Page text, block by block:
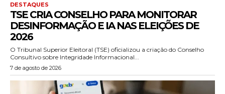
DESTAQUES
TSE CRIA CONSELHO PARA MONITORAR
DESINFORMAÇÃO E IA NAS ELEIÇÕES DE
2026
O Tribunal Superior Eleitoral (TSE) oficializou a criação do Conselho
Consultivo sobre Integridade Informacional...
7 de agosto de 2026